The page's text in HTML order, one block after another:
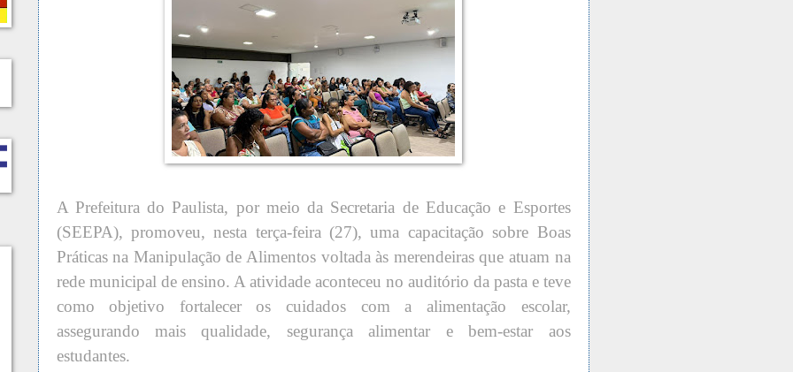
A Prefeitura do Paulista, por meio da Secretaria de Educação e Esportes
(SEEPA), promoveu, nesta terça-feira (27), uma capacitação sobre Boas
Práticas na Manipulação de Alimentos voltada às merendeiras que atuam na
rede municipal de ensino. A atividade aconteceu no auditório da pasta e teve
como objetivo fortalecer os cuidados com a alimentação escolar,
assegurando mais qualidade, segurança alimentar e bem-estar aos
estudantes.